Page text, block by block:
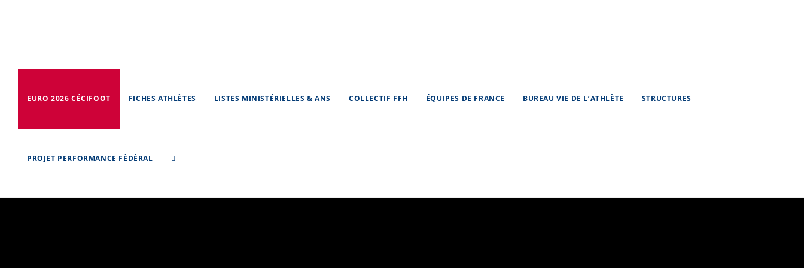
EURO 2026 CÉCIFOOT FICHES ATHLÈTES LISTES MINISTÉRIELLES & ANS COLLECTIF FFH ÉQUIPES DE FRANCE BUREAU VIE DE L’ATHLÈTE STRUCTURES
PROJET PERFORMANCE FÉDÉRAL